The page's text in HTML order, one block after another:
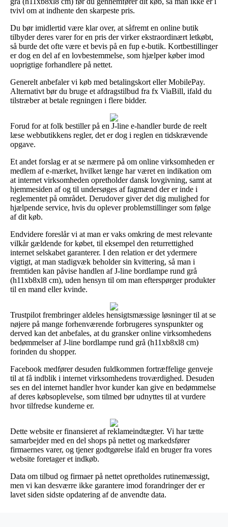
tvivl om at indhente den skarpeste pris.
Du bør imidlertid være klar over, at såfremt en online butik
tilbyder deres varer for en pris der virker ekstraordinært letkøbt,
så burde det ofte være et bevis på en fup e-butik. Kortbestillinger
er dog en del af en lovbestemmelse, som hjælper køber imod
uoprigtige forhandlere på nettet.
Generelt anbefaler vi køb med betalingskort eller MobilePay.
Alternativt bør du bruge et afdragstilbud fra fx ViaBill, ifald du
tilstræber at betale regningen i flere bidder.
Forud for at folk bestiller på en J-line e-handler burde de reelt
læse webbutikkens regler, det er dog i reglen en tidskrævende
opgave.
Et andet forslag er at se nærmere på om online virksomheden er
medlem af e-mærket, hvilket længe har været en indikation om
at internet virksomheden opretholder dansk lovgivning, samt at
hjemmesiden af og til undersøges af fagmænd der er inde i
reglementet på området. Derudover giver det dig mulighed for
hjælpende service, hvis du oplever problemstillinger som følge
af dit køb.
Endvidere foreslår vi at man er vaks omkring de mest relevante
vilkår gældende for købet, til eksempel den returrettighed
internet selskabet garanterer. I den relation er det ydermere
vigtigt, at man stadigvæk beholder sin kvittering, så man i
fremtiden kan påvise handlen af J-line bordlampe rund grå
(h11xb8xl8 cm), uden hensyn til om man efterspørger produkter
til en mand eller kvinde.
Trustpilot frembringer aldeles hensigtsmæssige løsninger til at se
nøjere på mange forhenværende forbrugeres synspunkter og
derved kan det anbefales, at du gransker online virksomhedens
bedømmelser af J-line bordlampe rund grå (h11xb8xl8 cm)
forinden du shopper.
Facebook medfører desuden fuldkommen fortræffelige genveje
til at få indblik i internet virksomhedens troværdighed. Desuden
ses en del internet handler hvor kunder kan give en bedømmelse
af deres købsoplevelse, som tilmed bør udnyttes til at vurdere
hvor tilfredse kunderne er.
Dette website er finansieret af reklameindtægter. Vi har tætte
samarbejder med en del shops på nettet og markedsfører
firmaernes varer, og tjener godtgørelse ifald en bruger fra vores
website foretager et indkøb.
Data om tilbud og firmaer på nettet opretholdes rutinemæssigt,
men vi kan desværre ikke garantere imod forandringer der er
lavet siden sidste opdatering af de anvendte data.